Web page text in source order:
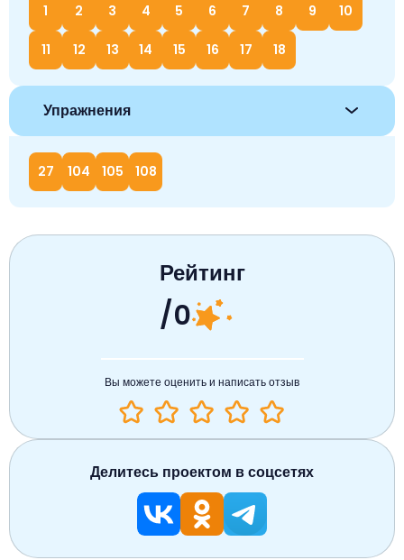
1 2 3 4 5 6 7 8 9 10
11 12 13 14 15 16 17 18
Упражнения
27 104 105 108
Рейтинг
/0
Вы можете оценить и написать отзыв
Делитесь проектом в соцсетях